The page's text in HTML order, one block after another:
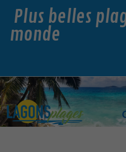
Plus belles
monde